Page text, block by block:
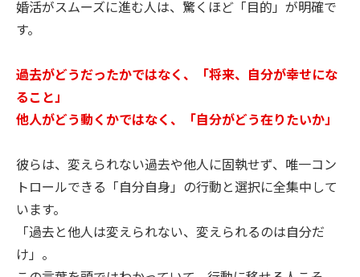
婚活がスムーズに進む人は、驚くほど「目的」が明確で
す。
過去がどうだったかではなく、「将来、自分が幸せにな
ること」
他人がどう動くかではなく、「自分がどう在りたいか」
彼らは、変えられない過去や他人に固執せず、唯一コン
トロールできる「自分自身」の行動と選択に全集中して
います。
「過去と他人は変えられない、変えられるのは自分だ
け」。